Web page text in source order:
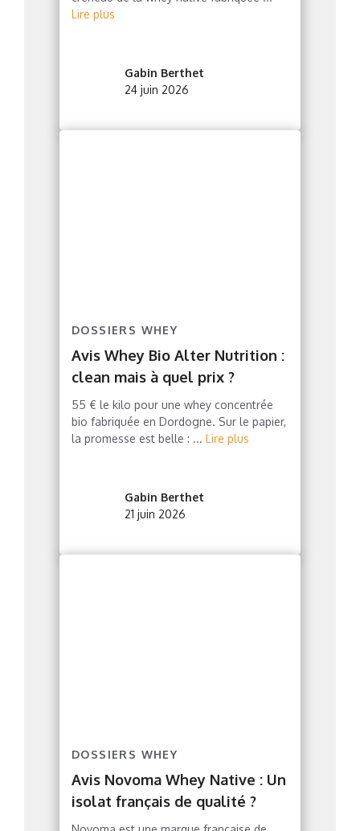
Lire plus
Gabin Berthet
24 juin 2026
DOSSIERS WHEY
Avis Whey Bio Alter Nutrition :
clean mais à quel prix ?
55 € le kilo pour une whey concentrée
bio fabriquée en Dordogne. Sur le papier,
la promesse est belle : ... Lire plus
Gabin Berthet
21 juin 2026
DOSSIERS WHEY
Avis Novoma Whey Native : Un
isolat français de qualité ?